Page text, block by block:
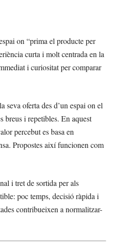
on “prima el producte per
curta i molt centrada en la
i curiositat per comparar
oferta des d’un espai on el
breus i repetibles. En aquest
percebut es basa en
Propostes així funcionen com
i tret de sortida per als
poc temps, decisió ràpida i
contribueixen a normalitzar-